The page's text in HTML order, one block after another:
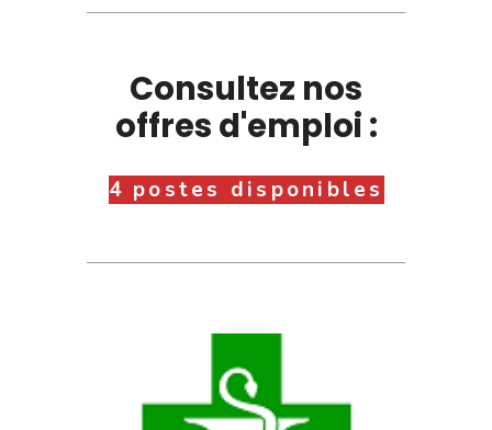
Consultez nos
offres d'emploi :
4 postes disponibles